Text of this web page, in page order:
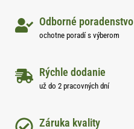
Odborné poradenstvo
ochotne poradí s výberom
Rýchle dodanie
už do 2 pracovných dní
Záruka kvality